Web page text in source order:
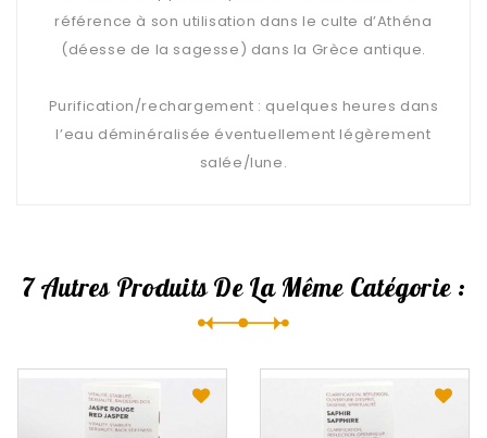
référence à son utilisation dans le culte d’Athéna
(déesse de la sagesse) dans la Grèce antique.
Purification/rechargement : quelques heures dans
l’eau déminéralisée éventuellement légèrement
salée/lune.
7 Autres Produits De La Même Catégorie :